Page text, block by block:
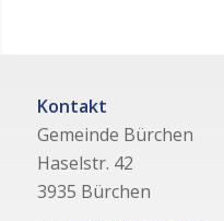
Kontakt
Gemeinde Bürchen
Haselstr. 42
3935 Bürchen